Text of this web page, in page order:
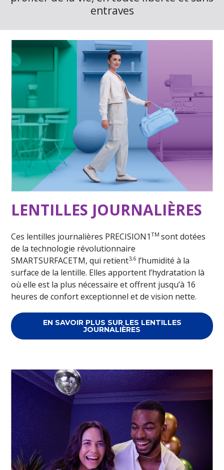
entraves
LENTILLES JOURNALIÈRES
Ces lentilles journalières PRECISION1TMsont dotées
de la technologie révolutionnaire
SMARTSURFACETM, qui retient3,6 l’humidité à la
surface de la lentille. Elles apportent l’hydratation là
où elle est la plus nécessaire et offrent jusqu’à 16
heures de confort exceptionnel et de vision nette.
EN SAVOIR PLUS SUR LES LENTILLES
JOURNALIÈRES